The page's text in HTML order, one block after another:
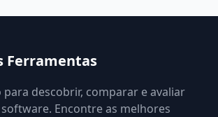
Ferramentas
descobrir, comparar e avaliar
Encontre as melhores